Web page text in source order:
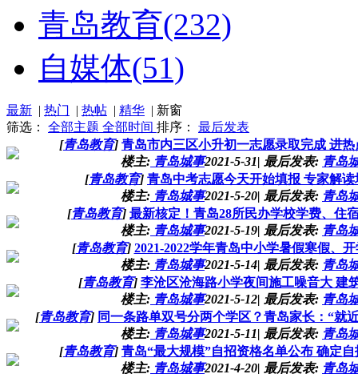
青岛教育(232)
自媒体(51)
最新 | 热门 | 热帖 | 精华 | 新窗
筛选： 全部主题 全部时间 排序： 最后发表
[青岛教育] 青岛市内三区小升初一志愿录取完成 进
楼主: 青岛城事2021-5-31| 最后发表: 青岛
[青岛教育] 青岛中考志愿今天开始填报 专家解
楼主: 青岛城事2021-5-20| 最后发表: 青岛
[青岛教育] 最新核定！青岛28所民办学校学费、住
楼主: 青岛城事2021-5-19| 最后发表: 青岛
[青岛教育] 2021-2022学年青岛中小学暑假寒假、
楼主: 青岛城事2021-5-14| 最后发表: 青岛
[青岛教育] 李沧区沧海路小学夜间施工噪音大 建
楼主: 青岛城事2021-5-12| 最后发表: 青岛
[青岛教育] 同一条路单双号分两个学区？青岛家长：“就
楼主: 青岛城事2021-5-11| 最后发表: 青岛
[青岛教育] 青岛“最大规模”自招资格名单公布 确定自
楼主: 青岛城事2021-4-20| 最后发表: 青岛